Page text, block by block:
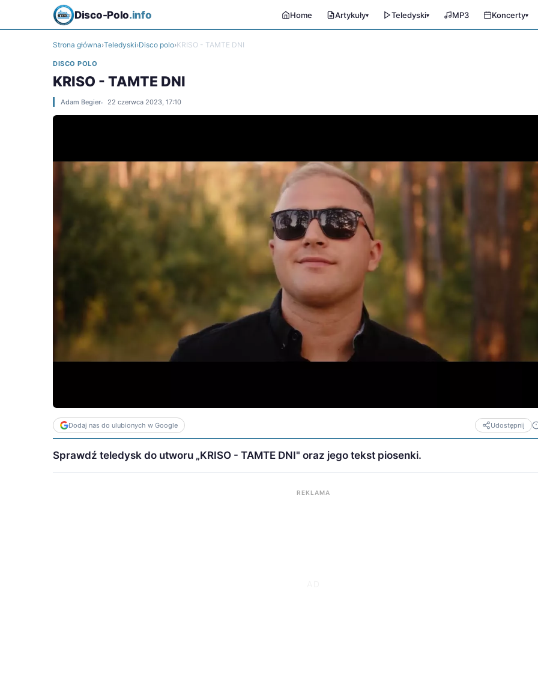
Disco-Polo.info Home Artykuły▾ Teledyski▾ MP3 Koncerty▾
Strona główna›Teledyski›Disco polo›KRISO - TAMTE DNI
DISCO POLO
KRISO - TAMTE DNI
Adam Begier 22 czerwca 2023, 17:10
Dodaj nas do ulubionych w Google Udostępnij
Sprawdź teledysk do utworu „KRISO - TAMTE DNI" oraz jego tekst piosenki.
REKLAMA